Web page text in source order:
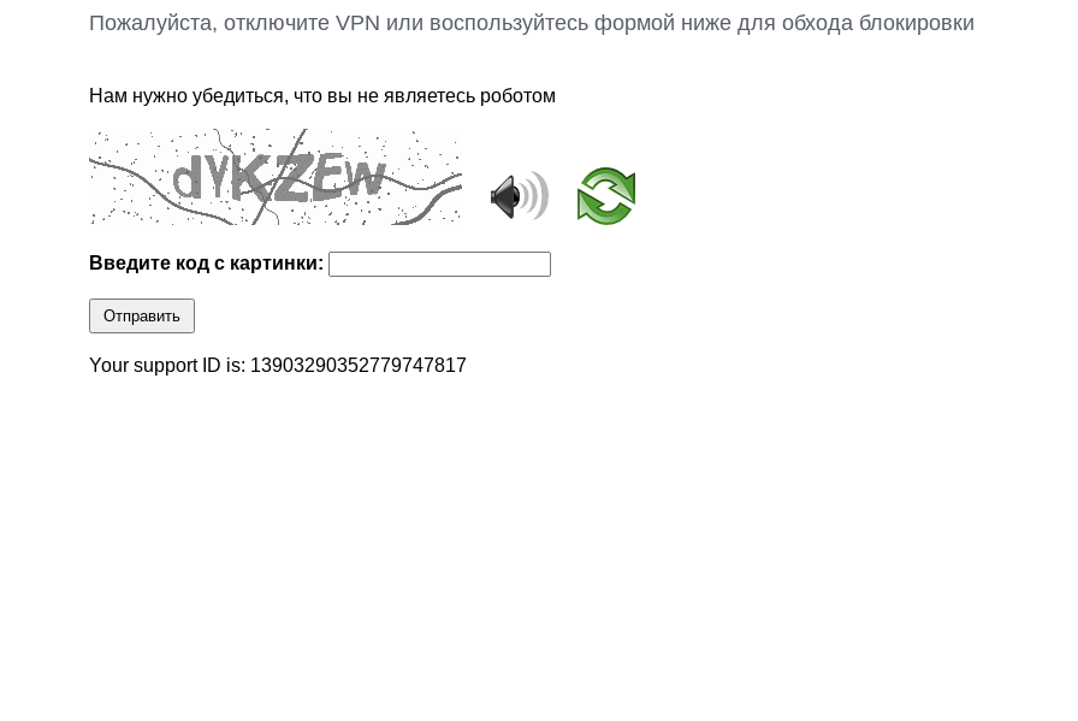
Пожалуйста, отключите VPN или воспользуйтесь формой ниже для обхода блокировки
Нам нужно убедиться, что вы не являетесь роботом
Введите код с картинки:
Отправить
Your support ID is: 13903290352779747817